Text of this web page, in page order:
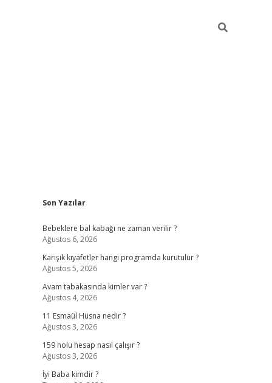
Sidebar
Son Yazılar
Bebeklere bal kabağı ne zaman verilir ?
Ağustos 6, 2026
Karışık kıyafetler hangi programda kurutulur ?
Ağustos 5, 2026
Avam tabakasında kimler var ?
Ağustos 4, 2026
11 Esmaül Hüsna nedir ?
Ağustos 3, 2026
159 nolu hesap nasıl çalışır ?
Ağustos 3, 2026
İyi Baba kimdir ?